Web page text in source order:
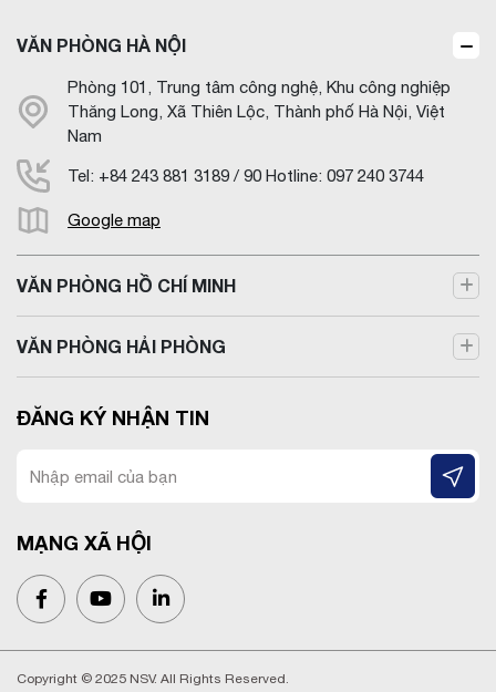
VĂN PHÒNG HÀ NỘI
Phòng 101, Trung tâm công nghệ, Khu công nghiệp
Thăng Long, Xã Thiên Lộc, Thành phố Hà Nội, Việt
Nam
Tel: +84 243 881 3189 / 90 Hotline: 097 240 3744
Google map
VĂN PHÒNG HỒ CHÍ MINH
VĂN PHÒNG HẢI PHÒNG
ĐĂNG KÝ NHẬN TIN
MẠNG XÃ HỘI
Copyright © 2025 NSV. All Rights Reserved.